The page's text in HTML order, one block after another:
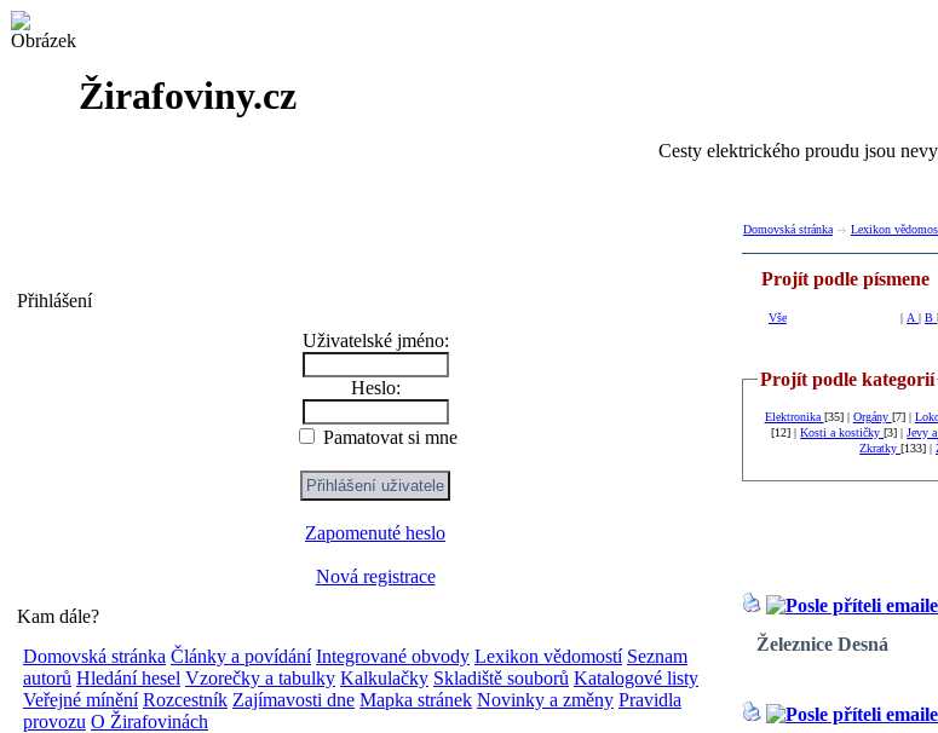
Žirafoviny.cz
Cesty elektrického proudu jsou
Přihlášení
Uživatelské jméno:
Heslo:
Pamatovat si mne
Zapomenuté heslo
Nová registrace
Kam dále?
Domovská stránka Články a povídání Integrované obvody Lexikon vědomostí Seznam
autorů Hledání hesel Vzorečky a tabulky Kalkulačky Skladiště souborů Katalogové listy
Veřejné mínění Rozcestník Zajímavosti dne Mapka stránek Novinky a změny Pravidla
provozu O Žirafovinách
Domovská stránka Lexikon
Projít podle písmene
Vše | A | B |
Projít podle kategorií
Elektronika [35] | Orgány [7] |
[12] |Kosti a kostičky[3] |Jevy
Zkratky[133] |
Železnice Desná